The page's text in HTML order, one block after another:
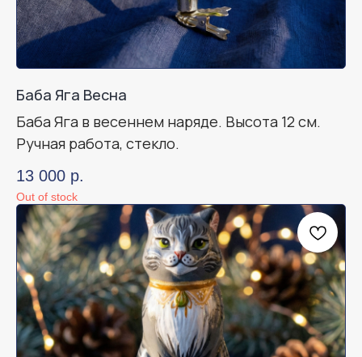
Баба Яга Весна
Баба Яга в весеннем наряде. Высота 12 см.
Ручная работа, стекло.
13 000 р.
Out of stock